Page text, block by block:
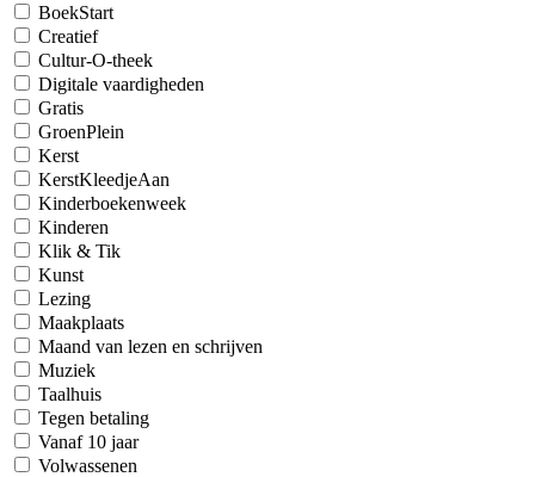
BoekStart
Creatief
Cultur-O-theek
Digitale vaardigheden
Gratis
GroenPlein
Kerst
KerstKleedjeAan
Kinderboekenweek
Kinderen
Klik & Tik
Kunst
Lezing
Maakplaats
Maand van lezen en schrijven
Muziek
Taalhuis
Tegen betaling
Vanaf 10 jaar
Volwassenen